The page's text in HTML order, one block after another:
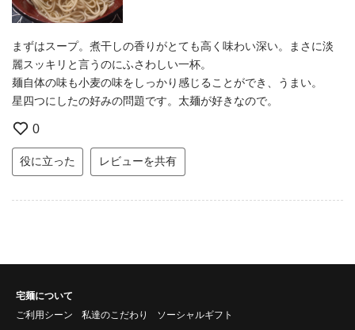
まずはスープ。煮干しの香りがとても高く味わい深い。まさに淡
麗スッキリと言うのにふさわしい一杯。
麺自体の味も小麦の味をしっかり感じることができ、うまい。
星四つにしたの好みの問題です。太麺が好きなので。
0
役に立った レビューを共有
宅麺について
ご利用シーン
私達のこだわり ソーシャルギフト